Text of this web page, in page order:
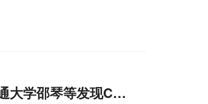
学邵琴等发现CX3CR